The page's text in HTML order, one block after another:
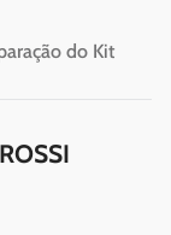
do Kit